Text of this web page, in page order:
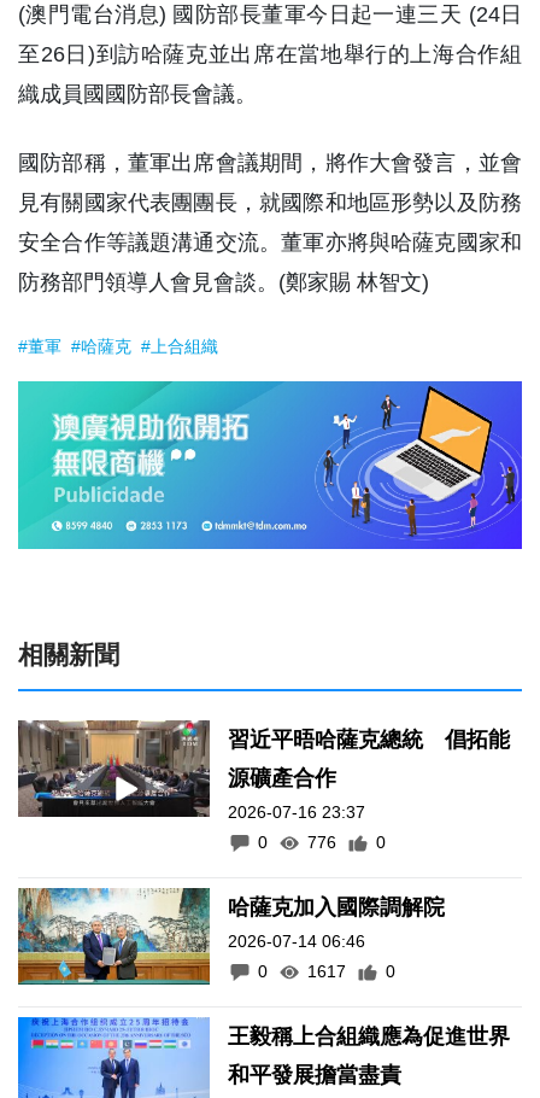
(澳門電台消息) 國防部長董軍今日起一連三天 (24日
至26日)到訪哈薩克並出席在當地舉行的上海合作組
織成員國國防部長會議。
國防部稱，董軍出席會議期間，將作大會發言，並會
見有關國家代表團團長，就國際和地區形勢以及防務
安全合作等議題溝通交流。董軍亦將與哈薩克國家和
防務部門領導人會見會談。(鄭家賜 林智文)
#董軍 #哈薩克 #上合組織
相關新聞
習近平晤哈薩克總統 倡拓能
源礦產合作
2026-07-16 23:37
0
776 0
哈薩克加入國際調解院
2026-07-14 06:46
0
1617 0
王毅稱上合組織應為促進世界
和平發展擔當盡責